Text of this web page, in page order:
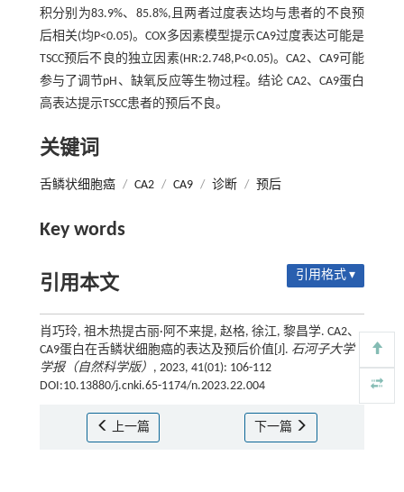
积分别为83.9%、85.8%,且两者过度表达均与患者的不良预
后相关(均P<0.05)。COX多因素模型提示CA9过度表达可能是
TSCC预后不良的独立因素(HR:2.748,P<0.05)。CA2、CA9可能
参与了调节pH、缺氧反应等生物过程。结论 CA2、CA9蛋白
高表达提示TSCC患者的预后不良。
关键词
舌鳞状细胞癌 / CA2 / CA9 / 诊断 / 预后
Key words
引用本文 引用格式 ▾
肖巧玲, 祖木热提古丽·阿不来提, 赵格, 徐江, 黎昌学. CA2、
CA9蛋白在舌鳞状细胞癌的表达及预后价值[J]. 石河子大学
学报（自然科学版） , 2023, 41(01): 106-112
DOI:10.13880/j.cnki.65-1174/n.2023.22.004
上一篇 下一篇